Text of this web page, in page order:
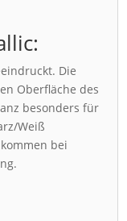
Die
Oberfläche des
besonders für
Weiß
bei